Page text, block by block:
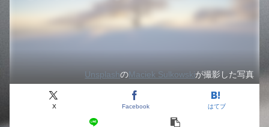
UnsplashのMaciek Sulkowskiが撮影した写真
X Facebook はてブ